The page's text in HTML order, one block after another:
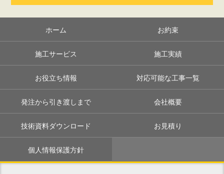
ホーム お約束
施工サービス 施工実績
お役立ち情報 対応可能な工事一覧
発注から引き渡しまで 会社概要
技術資料ダウンロード お見積り
個人情報保護方針